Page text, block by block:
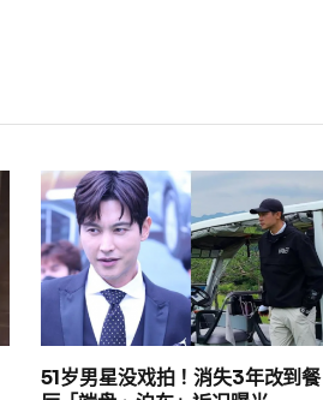
51岁男星没戏拍！消失3年改到餐